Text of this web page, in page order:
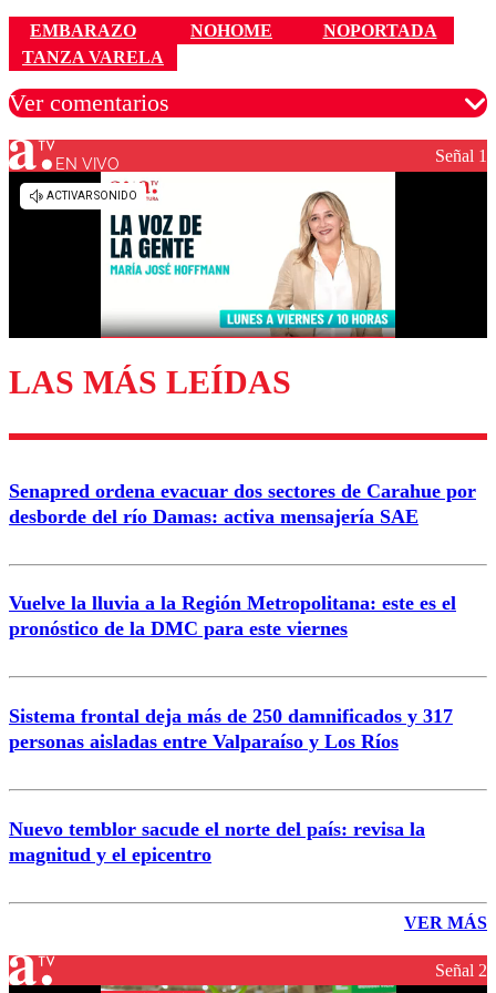
EMBARAZO NOHOME
NOPORTADA
TANZA VARELA
Ver comentarios
Los comentarios son moderados para garantizar un
diálogo respetuoso.
Enviar comentario
EN VIVO Señal 1
LAS MÁS LEÍDAS
Senapred ordena evacuar dos sectores de Carahue por
desborde del río Damas: activa mensajería SAE
Vuelve la lluvia a la Región Metropolitana: este es el
pronóstico de la DMC para este viernes
Sistema frontal deja más de 250 damnificados y 317
personas aisladas entre Valparaíso y Los Ríos
Nuevo temblor sacude el norte del país: revisa la
magnitud y el epicentro
VER MÁS
Señal 2